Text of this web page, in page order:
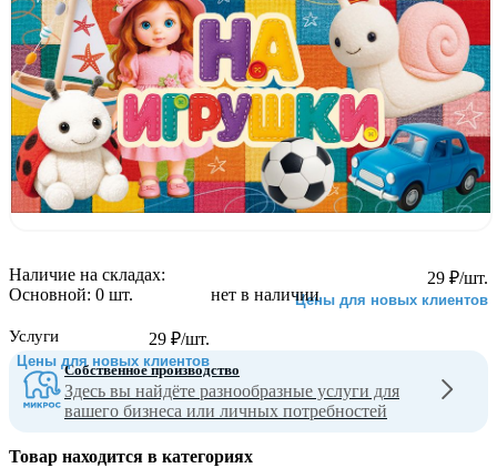
29 ₽/шт.
Цены для новых клиентов
нет в наличии
29 ₽/шт.
Цены для новых клиентов
Наличие на складах:
Основной: 0 шт.
Услуги
Собственное производство
Здесь вы найдёте разнообразные услуги для
вашего бизнеса или личных потребностей
Товар находится в категориях